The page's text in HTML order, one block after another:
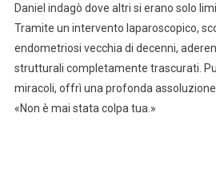
Daniel indagò dove altri si erano solo
Tramite un intervento laparoscopico,
endometriosi vecchia di decenni,
strutturali completamente trascurati.
miracoli, offrì una profonda
«Non è mai stata colpa tua.»